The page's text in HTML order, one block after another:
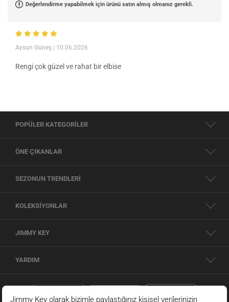
Değerlendirme yapabilmek için ürünü satın almış olmanız gerekli.
Aysun Güneş | 10.06.2026
Rengi çok güzel ve rahat bir elbise
POPÜLER KATEGORİLER
ÖNE ÇIKANLAR
SEZONUN TRENDLERİ
KOLEKSİYONLAR
JIMMY KEY
YARDIM